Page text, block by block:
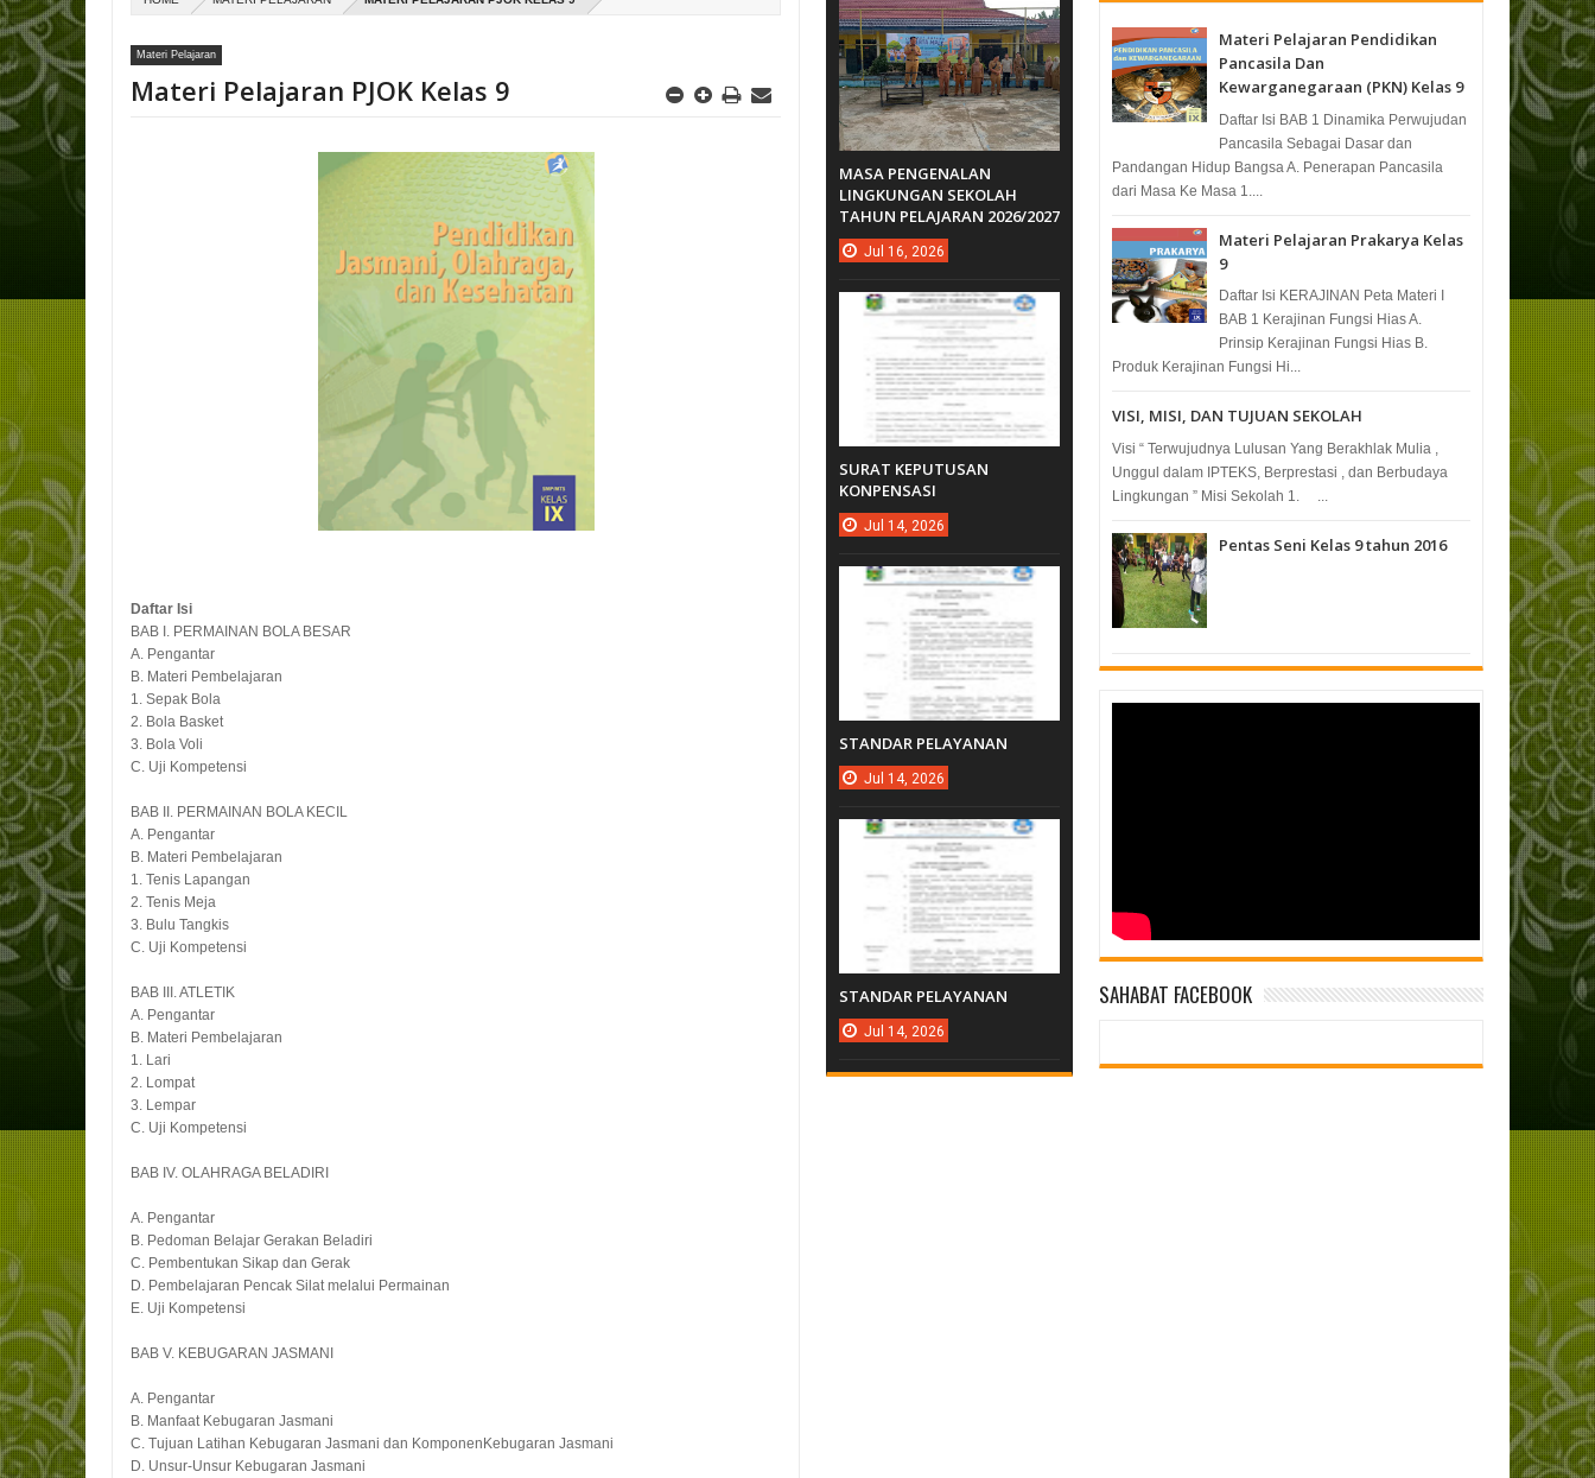
Materi Pelajaran
Materi Pelajaran PJOK Kelas 9
Daftar Isi
BAB I. PERMAINAN BOLA BESAR
A. Pengantar
B. Materi Pembelajaran
1. Sepak Bola
2. Bola Basket
3. Bola Voli
C. Uji Kompetensi
BAB II. PERMAINAN BOLA KECIL
A. Pengantar
B. Materi Pembelajaran
1. Tenis Lapangan
2. Tenis Meja
3. Bulu Tangkis
C. Uji Kompetensi
BAB III. ATLETIK
A. Pengantar
B. Materi Pembelajaran
1. Lari
2. Lompat
3. Lempar
C. Uji Kompetensi
BAB IV. OLAHRAGA BELADIRI
A. Pengantar
B. Pedoman Belajar Gerakan Beladiri
C. Pembentukan Sikap dan Gerak
D. Pembelajaran Pencak Silat melalui Permainan
E. Uji Kompetensi
BAB V. KEBUGARAN JASMANI
A. Pengantar
B. Manfaat Kebugaran Jasmani
C. Tujuan Latihan Kebugaran Jasmani dan KomponenKebugaran Jasmani
D. Unsur-Unsur Kebugaran Jasmani
Materi Pelajaran Pendidikan
Pancasila Dan
Kewarganegaraan (PKN) Kelas 9
Daftar Isi BAB 1 Dinamika Perwujudan
Pancasila Sebagai Dasar dan
Pandangan Hidup Bangsa A. Penerapan Pancasila
dari Masa Ke Masa 1....
Materi Pelajaran Prakarya Kelas
9
Daftar Isi KERAJINAN Peta Materi I
BAB 1 Kerajinan Fungsi Hias A.
Prinsip Kerajinan Fungsi Hias B.
Produk Kerajinan Fungsi Hi...
VISI, MISI, DAN TUJUAN SEKOLAH
Visi “ Terwujudnya Lulusan Yang Berakhlak Mulia ,
Unggul dalam IPTEKS, Berprestasi , dan Berbudaya
Lingkungan ” Misi Sekolah 1. ...
Pentas Seni Kelas 9 tahun 2016
SAHABAT FACEBOOK
MASA PENGENALAN
LINGKUNGAN SEKOLAH
TAHUN PELAJARAN 2026/2027
Jul 16, 2026
SURAT KEPUTUSAN
KONPENSASI
Jul 14, 2026
STANDAR PELAYANAN
Jul 14, 2026
STANDAR PELAYANAN
Jul 14, 2026